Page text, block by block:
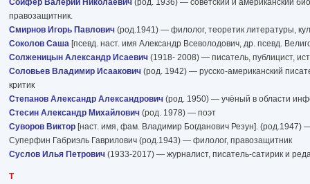
Сойфер Валерий Николаевич (род. 1936) — советский и американский
правозащитник.
Смирнов Игорь Павлович (род.1941) — филолог, теоретик литературы,
Соколов Саша [псевд. наст. имя Александр Всеволодович, др. псевд.
Солженицын Александр Исаевич (1918- 2008) — писатель, публицист,
Соловьев Владимир Исаакович (род. 1942) — русско-американский
критик
Степанов Александр Александрович (род. 1950) — учёный в области
Стесин Александр Михайлович (род. 1978) — поэт
Суворов Виктор [наст. имя, фам. Владимир Богданович Резун]. (род.1947)
Суперфин Габриэль Гаврилович (род.1943) — филолог, правозащитник
Суслов Илья Петрович (1933-2017) — журналист, писатель-сатирик и
Т